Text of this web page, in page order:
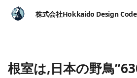
株式会社Hokkaido Design Code
根室は,日本の野鳥